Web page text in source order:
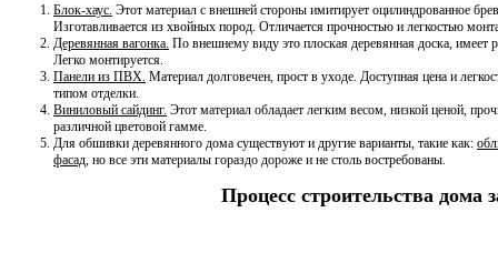
Блок-хаус. Этот материал с внешней стороны имитирует оцилиндрованное
Изготавливается из хвойных пород. Отличается прочностью и легкостью
Деревянная вагонка. По внешнему виду это плоская деревянная доска, имеет
Легко монтируется.
Панели из ПВХ. Материал долговечен, прост в уходе. Доступная цена и
типом отделки.
Виниловый сайдинг. Этот материал обладает легким весом, низкой ценой,
различной цветовой гамме.
Для обшивки деревянного дома существуют и другие варианты, такие как:
фасад , но все эти материалы гораздо дороже и не столь востребованы.
Процесс строительства дома